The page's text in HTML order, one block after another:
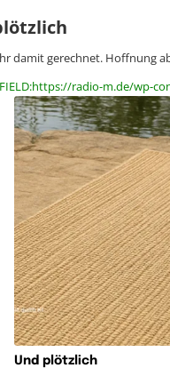
damit gerechnet. Hoffnung
FIELD:https://radio-m.de/wp-
Und plötzlich